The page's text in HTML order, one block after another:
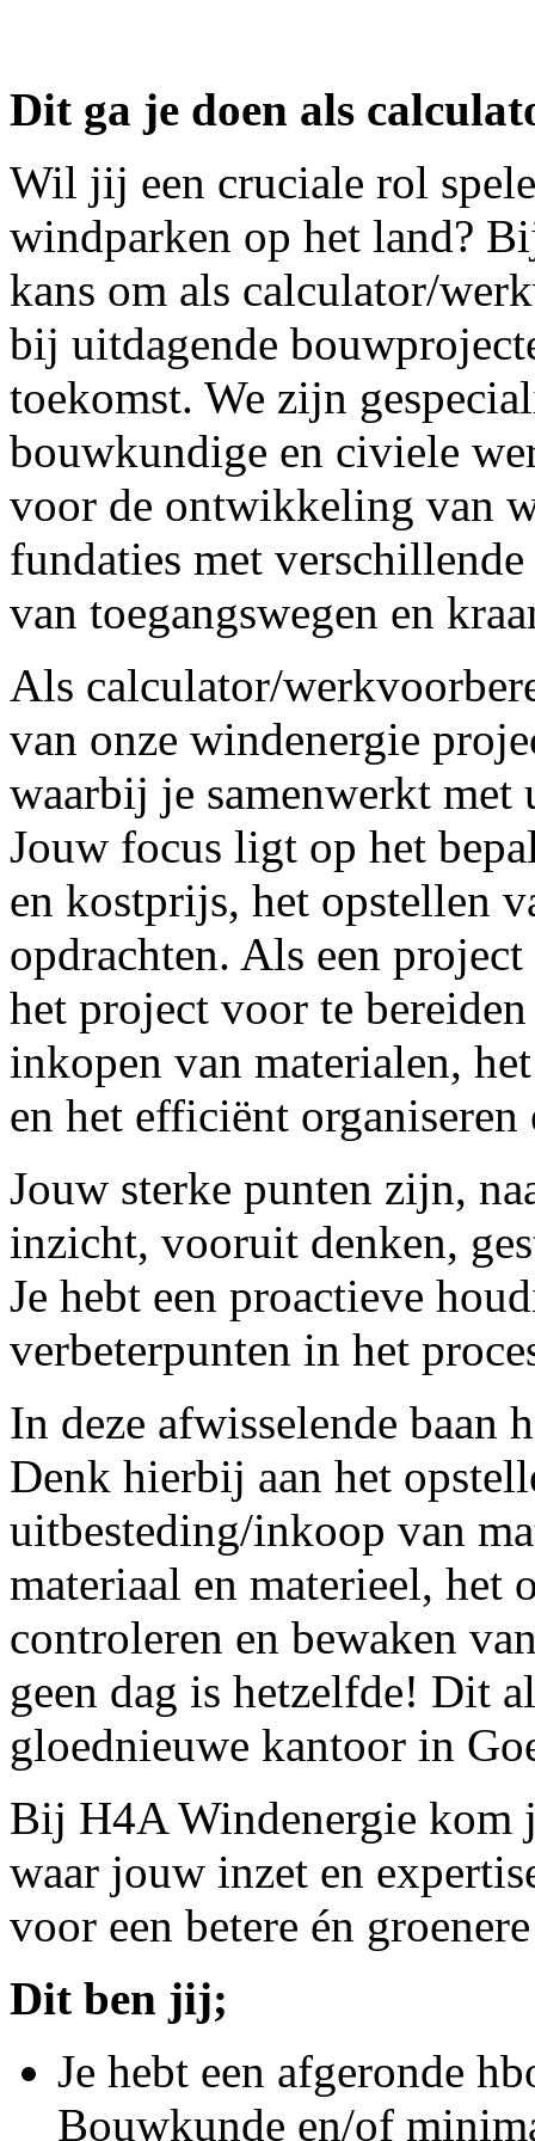
Dit ga je doen als
Wil jij een cruciale rol
windparken op het land?
kans om als calculator/
bij uitdagende
toekomst. We zijn
bouwkundige en civiele
voor de ontwikkeling van
fundaties met
van toegangswegen en
Als calculator/
van onze windenergie
waarbij je samenwerkt met
Jouw focus ligt op het
en kostprijs, het opstellen
opdrachten. Als een
het project voor te
inkopen van materialen,
en het efficiënt
Jouw sterke punten zijn,
inzicht, vooruit denken,
Je hebt een proactieve
verbeterpunten in het
In deze afwisselende baan
Denk hierbij aan het
uitbesteding/inkoop van
materiaal en materieel, het
controleren en bewaken
geen dag is hetzelfde! Dit
gloednieuwe kantoor in
Bij H4A Windenergie kom
waar jouw inzet en
voor een betere én
Dit ben jij;
Je hebt een afgeronde
Bouwkunde en/of